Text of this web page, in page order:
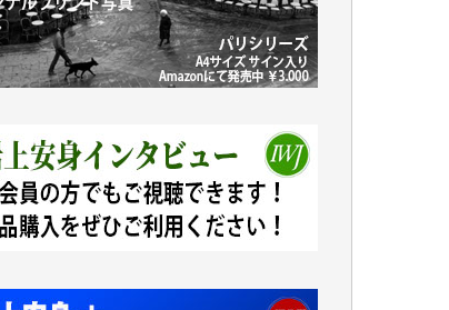
ってハイパーリンクを張り、重要と思
記事にいつでも簡単にアクセスできる
して来ました。しかし、それができる
ンテンツがサーバーに保存されている
ってしまえば二度と視ることが出来な
てしまいます。
かしなければ、何とかしてほしい。」
ながらも前述した事情でどうにもなら
分の非力に歯ぎしりするばかりです。